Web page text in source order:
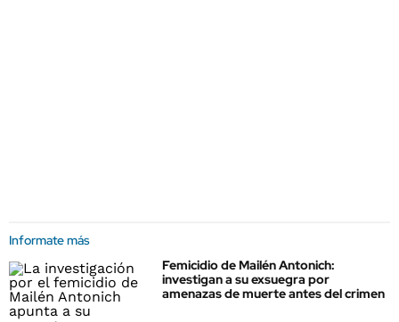
Informate más
Femicidio de Mailén Antonich:
investigan a su exsuegra por
amenazas de muerte antes del crimen